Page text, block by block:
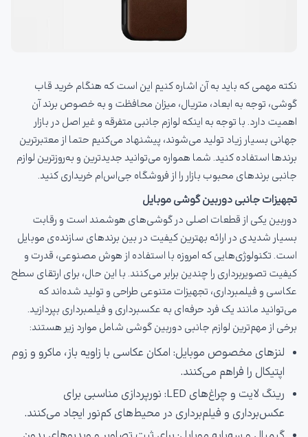
نکته مهمی که باید به آن اشاره کنیم این است که هنگام خرید قاب
گوشی، توجه به ابعاد، متریال، میزان محافظت و به خصوص برند آن
اهمیت دارد. با توجه به اینکه لوازم جانبی متفرقه و غیر اصل در بازار
جهانی بسیار زیاد تولید می‌شوند، پیشنهاد می‌کنیم حتما از معتبرترین
برندها استفاده کنید. شما همواره می‌توانید جدیدترین و به‌روزترین لوازم
جانبی برندهای محبوب بازار را از فروشگاه جی‌اس‌ام خریداری کنید.
تجهیزات جانبی دوربین گوشی موبایل
دوربین یکی از قطعات اصلی در گوشی‌های هوشمند است و رقابت
بسیار شدیدی در ارائه بهترین کیفیت در بین برندهای سازنده‌ی موبایل
است. تکنولوژی‌هایی که امروزه با استفاده از هوش مصنوعی، قدرت و
کیفیت تصویربرداری را چندین برابر می‌کنند. با این حال، برای ارتقای سطح
عکاسی و فیلمبرداری، تجهیزات متنوعی طراحی و تولید شده‌اند که
می‌توانید مانند یک فرد حرفه‌ای به عکسبرداری و فیلمبرداری بپردازید.
برخی از مهم‌ترین لوازم جانبی دوربین گوشی شامل موارد زیر هستند:
لنزهای مخصوص موبایل: امکان عکاسی با زاویه باز، ماکرو و زوم
اپتیکال را فراهم می‌کنند.
رینگ لایت و چراغ‌های LED: نورپردازی مناسبی برای
عکس‌برداری و فیلم‌برداری در محیط‌های کم‌نور ایجاد می‌کنند.